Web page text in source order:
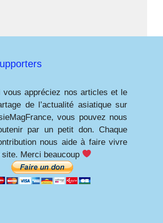
vous appréciez nos articles et le
de l’actualité asiatique sur
vous pouvez nous
par un petit don. Chaque
nous aide à faire vivre
site. Merci beaucoup